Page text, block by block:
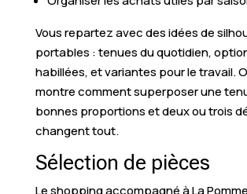
Vous repartez avec des idées de
portables : tenues du quotidien,
habillées, et variantes pour le travail.
montre comment superposer une
bonnes proportions et deux ou trois
changent tout.
Sélection de pièces
Le shopping accompagné à La